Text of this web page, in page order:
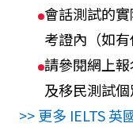
會話測試的
考證內（如
請參閱網上
及移民測試
>> 更多 IELTS